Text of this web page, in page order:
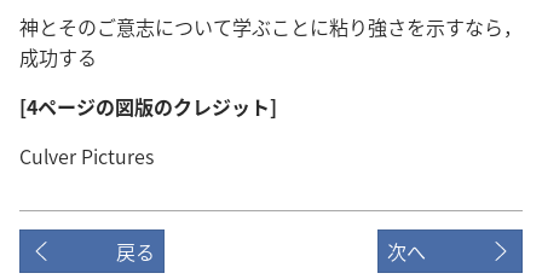
神とそのご意志について学ぶことに粘り強さを示すなら，
成功する
[4ページの図版のクレジット]
Culver Pictures
戻る 次へ